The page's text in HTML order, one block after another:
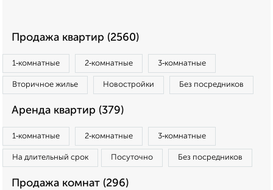
Продажа квартир (2560)
1‑комнатные 2‑комнатные 3‑комнатные
Вторичное жилье Новостройки Без посредников
Аренда квартир (379)
1‑комнатные 2‑комнатные 3‑комнатные
На длительный срок Посуточно Без посредников
Продажа комнат (296)